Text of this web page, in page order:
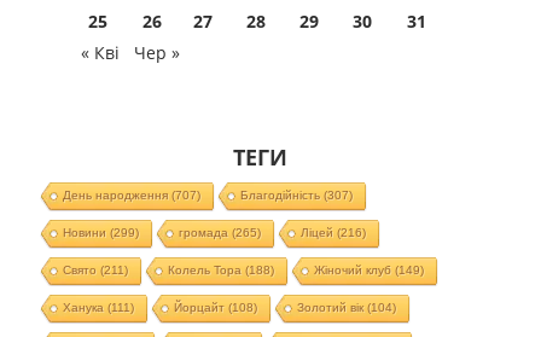
25
26 27 28 29 30
31
« Кві
Чер »
ТЕГИ
День народження(707) Благодійність(307)
Новини (299) громада (265) Ліцей (216)
Свято (211) Колель Тора (188) Жіночий клуб (149)
Ханука (111) Йорцайт (108) Золотий вік(104)